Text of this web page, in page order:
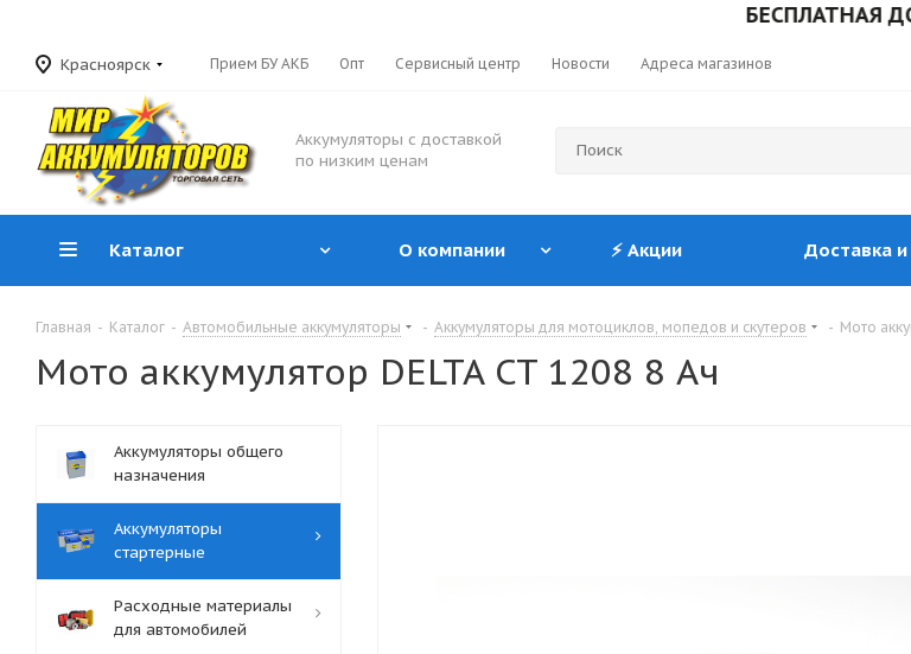
БЕСПЛАТНАЯ
Красноярск Прием БУ АКБ Опт Сервисный центр Новости Адреса магазинов
Аккумуляторы с доставкой
по низким ценам
Каталог О компании ⚡ Акции Доставка
Главная - Каталог - Автомобильные аккумуляторы - Аккумуляторы для мотоциклов, мопедов и скутеров - Мото
Мото аккумулятор DELTA CT 1208 8 Ач
Аккумуляторы общего
назначения
Аккумуляторы
стартерные
Расходные материалы
для автомобилей